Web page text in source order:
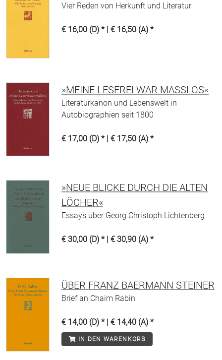
Vier Reden von Herkunft und Literatur
€ 16,00 (D) * | € 16,50 (A) *
»MEINE LESEREI WAR MASSLOS«
Literaturkanon und Lebenswelt in
Autobiographien seit 1800
€ 17,00 (D) * | € 17,50 (A) *
»NEUE BLICKE DURCH DIE ALTEN
LÖCHER«
Essays über Georg Christoph Lichtenberg
€ 30,00 (D) * | € 30,90 (A) *
ÜBER FRANZ BAERMANN STEINER
Brief an Chaim Rabin
€ 14,00 (D) * | € 14,40 (A) *
IN DEN WARENKORB